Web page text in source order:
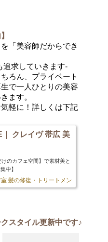
「美容師だからでき
追求していきます-
ろん、プライベート
で一人ひとりの美容
ます。
軽に！詳しくは下記
クレイヴ 帯広 美
のカフェ空間】で素材美と
中】
髪の修復・トリートメント専門店
スタイル更新中です♪